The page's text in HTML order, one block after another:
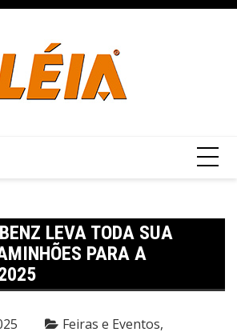
LEVA TODA SUA
PARA A
Feiras e Eventos